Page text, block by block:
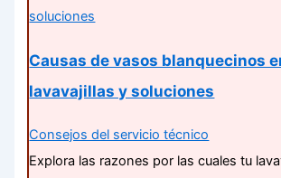
Causas de vasos blanquecinos
lavavajillas y soluciones
Consejos del servicio técnico
Explora las razones por las cuales tu